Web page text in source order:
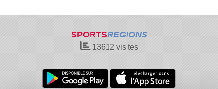
SPORTSREGIONS
13612 visites